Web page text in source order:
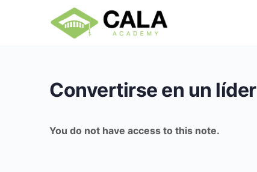
Convertirse en un líder
You do not have access to this note.